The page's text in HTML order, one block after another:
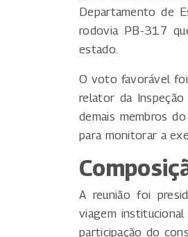
Departamento de
rodovia PB-317
estado.
O voto favorável
relator da Inspeção
demais membros
para monitorar a
A reunião foi
viagem
participação do